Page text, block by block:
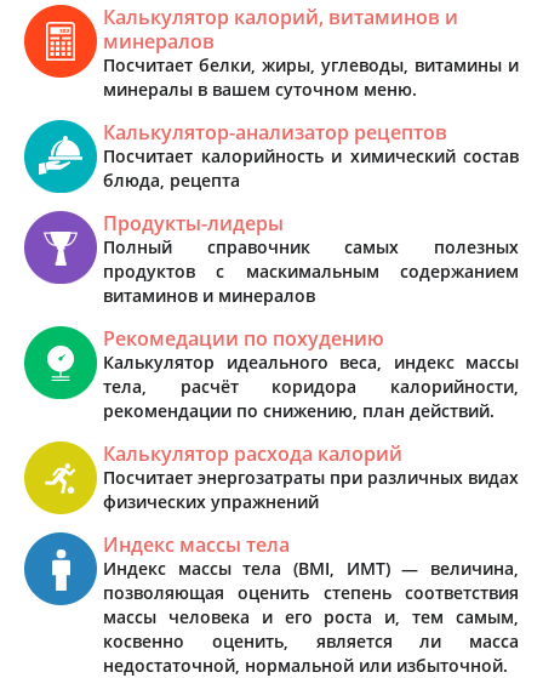
Калькулятор калорий, витаминов и
минералов
Посчитает белки, жиры, углеводы, витамины и
минералы в вашем суточном меню.
Калькулятор-анализатор рецептов
Посчитает калорийность и химический состав
блюда, рецепта
Продукты-лидеры
Полный справочник самых полезных
продуктов с маскимальным содержанием
витаминов и минералов
Рекомедации по похудению
Калькулятор идеального веса, индекс массы
тела, расчёт коридора калорийности,
рекомендации по снижению, план действий.
Калькулятор расхода калорий
Посчитает энергозатраты при различных видах
физических упражнений
Индекс массы тела
Индекс массы тела (BMI, ИМТ) — величина,
позволяющая оценить степень соответствия
массы человека и его роста и, тем самым,
косвенно оценить, является ли масса
недостаточной, нормальной или избыточной.